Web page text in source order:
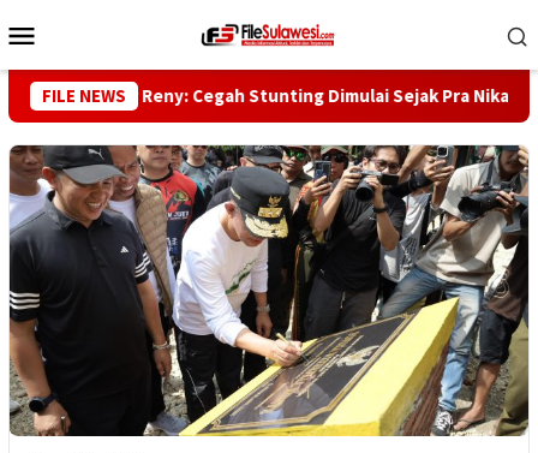
ke
Mobile
FILE NEWS
Gubernur Reny: Cegah Stunting Dimulai Sejak Pra Nikah